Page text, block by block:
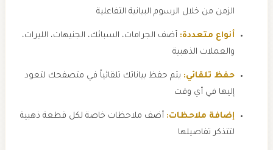
الزمن من خلال الرسوم البيانية التفاعلية
أنواع متعددة:أضف الجرامات، السبائك، الجنيهات، الليرات،
والعملات الذهبية
حفظ تلقائي:يتم حفظ بياناتك تلقائياً في متصفحك لتعود
إليها في أي وقت
إضافة ملاحظات:أضف ملاحظات خاصة لكل قطعة ذهبية
لتتذكر تفاصيلها